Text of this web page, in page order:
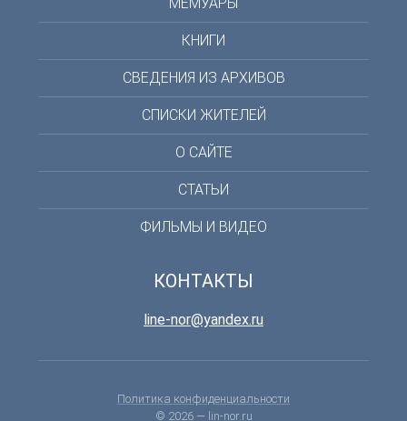
КНИГИ
СВЕДЕНИЯ ИЗ АРХИВОВ
СПИСКИ ЖИТЕЛЕЙ
О САЙТЕ
СТАТЬИ
ФИЛЬМЫ И ВИДЕО
КОНТАКТЫ
line-nor@yandex.ru
Политика конфиденциальности
© 2026 — lin-nor.ru